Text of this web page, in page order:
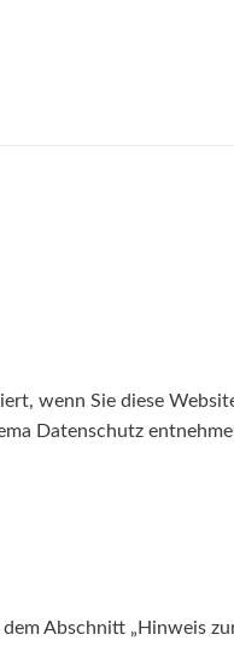
wenn Sie diese
Datenschutz
Abschnitt „Hinweis